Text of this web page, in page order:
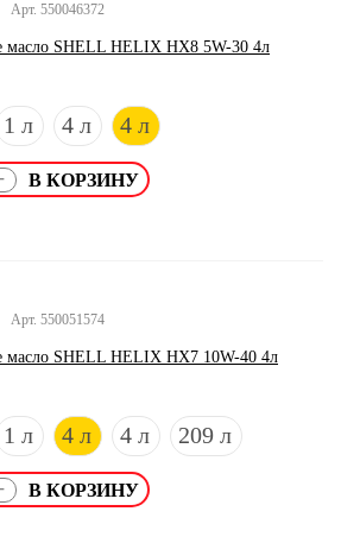
Арт. 550046372
масло SHELL HELIX HX8 5W-30 4л
1 л 4 л 4 л
Арт. 550051574
масло SHELL HELIX HX7 10W-40 4л
1 л 4 л 4 л 209 л